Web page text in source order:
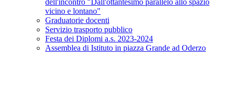
dell'incontro "Dall'ottantesimo parallelo allo spazio
vicino e lontano"
Graduatorie docenti
Servizio trasporto pubblico
Festa dei Diplomi a.s. 2023-2024
Assemblea di Istituto in piazza Grande ad Oderzo